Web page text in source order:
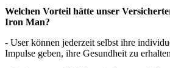
Welchen Vorteil hätte unser
Iron Man?
- User können jederzeit selbst ihre
Impulse geben, ihre Gesundheit zu